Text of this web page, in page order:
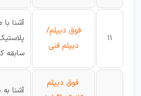
11
فوق دیپلم/
دیپلم فنی
آشنا
سابقه
فوق دیپلم
آشنا